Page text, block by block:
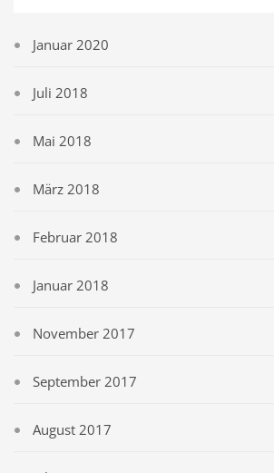
Januar 2020
Juli 2018
Mai 2018
März 2018
Februar 2018
Januar 2018
November 2017
September 2017
August 2017